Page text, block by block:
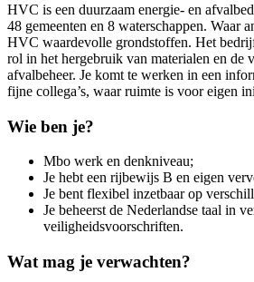
HVC is een duurzaam energie- en
48 gemeenten en 8 waterschappen. Waar
HVC waardevolle grondstoffen. Het
rol in het hergebruik van materialen en de
afvalbeheer. Je komt te werken in een
fijne collega’s, waar ruimte is voor eigen
Wie ben je?
Mbo werk en denkniveau;
Je hebt een rijbewijs B en eigen
Je bent flexibel inzetbaar op
Je beheerst de Nederlandse taal in
veiligheidsvoorschriften.
Wat mag je verwachten?